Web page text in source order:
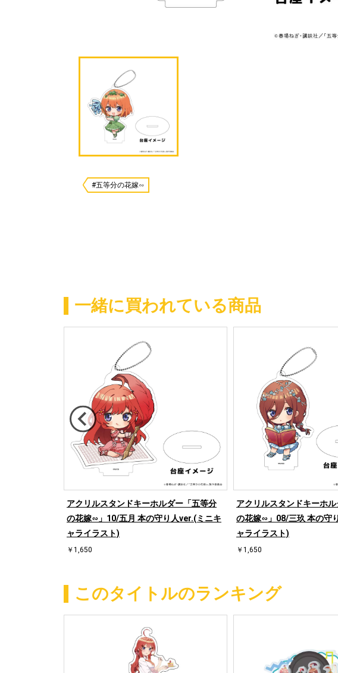
#五等分の花嫁∽
一緒に買われている商品
アクリルスタンドキーホルダー「五等分
の花嫁∽」10/五月 本の守り人ver.(ミニキ
ャライラスト)
￥1,650
アクリルスタンドキーホ
の花嫁∽」08/三玖 本の守
ャライラスト)
￥1,650
このタイトルのランキング